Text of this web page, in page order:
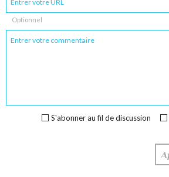
Optionnel
S'abonner au fil de discussion